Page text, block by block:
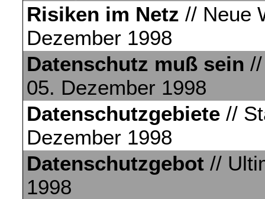
Risiken im Netz // Neue
Dezember 1998
Datenschutz muß sein
05. Dezember 1998
Datenschutzgebiete //
Dezember 1998
Datenschutzgebot //
1998